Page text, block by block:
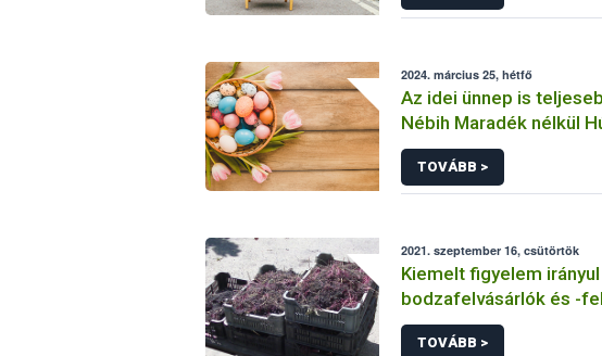
2024. március 25, hétfő
Az idei ünnep is
Nébih Maradék nélkül
pályázatával!
TOVÁBB >
2021. szeptember 16, csütörtök
Kiemelt figyelem
bodzafelvásárlók és -
működésére
TOVÁBB >